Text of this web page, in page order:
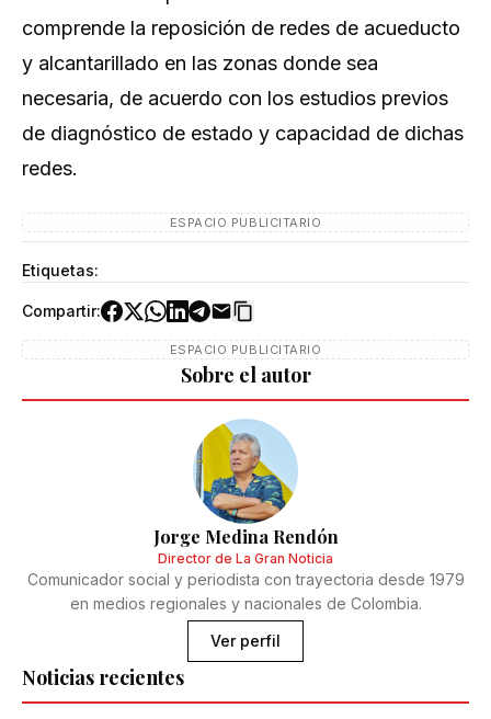
comprende la reposición de redes de acueducto
y alcantarillado en las zonas donde sea
necesaria, de acuerdo con los estudios previos
de diagnóstico de estado y capacidad de dichas
redes.
ESPACIO PUBLICITARIO
Etiquetas:
Compartir:
ESPACIO PUBLICITARIO
Noticias recientes
Sobre el autor
Jorge Medina Rendón
Director de La Gran Noticia
Comunicador social y periodista con trayectoria desde 1979
en medios regionales y nacionales de Colombia.
Ver perfil